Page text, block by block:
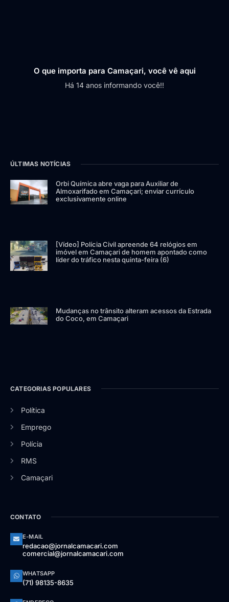
O que importa para Camaçari, você vê aqui
Há 14 anos informando você!!
ÚLTIMAS NOTÍCIAS
Orbi Química abre vaga para Auxiliar de
Almoxarifado em Camaçari; enviar currículo
exclusivamente online
[Vídeo] Polícia Civil apreende 64 relógios em
imóvel em Camaçari de homem apontado como
líder do tráfico nesta quinta-feira (6)
Mudanças no trânsito alteram acessos da Estrada
do Coco, em Camaçari
CATEGORIAS POPULARES
Política
Emprego
Polícia
RMS
Camaçari
CONTATO
E-MAIL
redacao@jornalcamacari.com
comercial@jornalcamacari.com
WHATSAPP
(71) 98135-8635